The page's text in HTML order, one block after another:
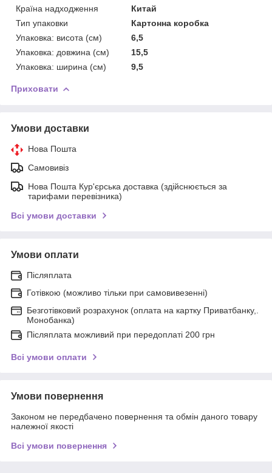
Країна надходження
Китай
Тип упаковки
Картонна коробка
Упаковка: висота (см)
6,5
Упаковка: довжина (см)
15,5
Упаковка: ширина (см)
9,5
Приховати
Умови доставки
Нова Пошта
Самовивіз
Нова Пошта Кур'єрська доставка (здійснюється за
тарифами перевізника)
Всі умови доставки
Умови оплати
Післяплата
Готівкою (можливо тільки при самовивезенні)
Безготівковий розрахунок (оплата на картку Приватбанку,.
Монобанка)
Післяплата можливий при передоплаті 200 грн
Всі умови оплати
Умови повернення
Законом не передбачено повернення та обмін даного товару
належної якості
Всі умови повернення